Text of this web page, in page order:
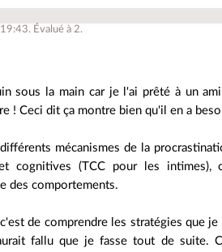
. Évalué à 2.
sous la main car je l'ai prêté à un
! Ceci dit ça montre bien qu'il en a
mécanismes de la
cognitives (TCC pour les
des comportements.
de comprendre les stratégies que
fallu que je fasse tout de suite.